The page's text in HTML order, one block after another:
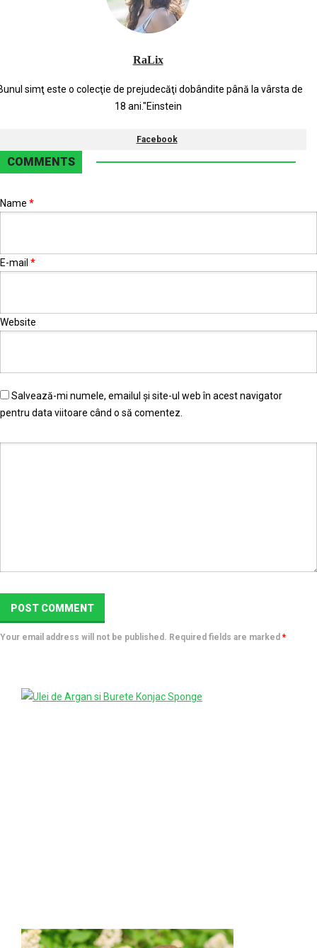
RaLix
simţ este o colecţie de prejudecăţi dobândite până la vârsta de
18 ani."Einstein
Facebook
COMMENTS
Name *
E-mail *
Website
Salvează-mi numele, emailul și site-ul web în acest navigator
pentru data viitoare când o să comentez.
Your email address will not be published. Required fields are marked *